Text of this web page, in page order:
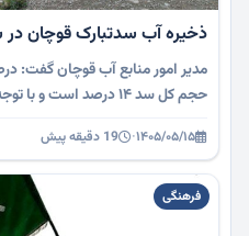
ذخیره آب سدتبارک قوچان در سطح
مدیر امور منابع آب قوچان گفت:
حجم کل سد ۱۴ درصد است و با توجه به …
۱۴۰۵/۰۵/۱۵· 19 دقیقه پیش
فرهنگی